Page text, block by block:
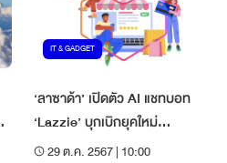
IT & GADGET
‘ลาซาด้า’ เปิดตัว AI แชทบอท
‘Lazzie’ บุกเบิกยุคใหม่
อีคอมเมิร์ซ
29 ต.ค. 2567 | 10:00